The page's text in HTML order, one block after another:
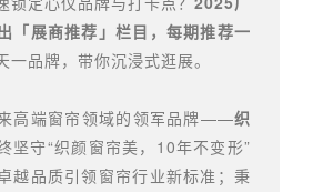
「展商推荐」栏目，每期推荐一
一品牌，带你沉浸式逛展。
高端窗帘领域的领军品牌——织
坚守“织颜窗帘美，10年不变形”
越品质引领窗帘行业新标准；秉